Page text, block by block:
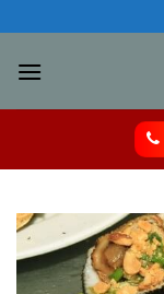
to
content